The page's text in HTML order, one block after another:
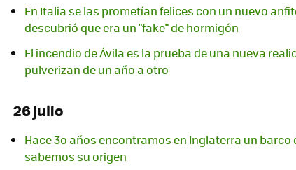
En Italia se las prometían felices con un nuevo
descubrió que era un "fake" de hormigón
El incendio de Ávila es la prueba de una nueva
pulverizan de un año a otro
26 julio
Hace 3o años encontramos en Inglaterra un barco
sabemos su origen